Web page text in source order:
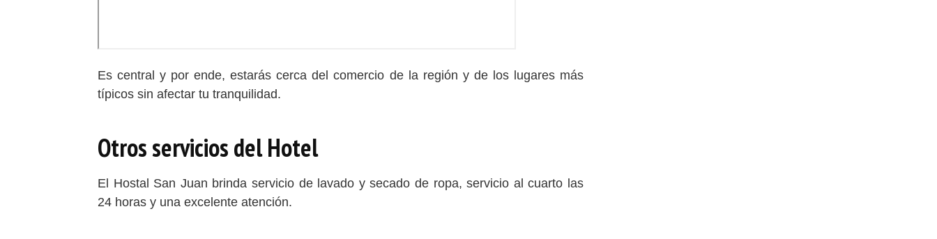
Es central y por ende, estarás cerca del comercio de la región y de los lugares más
típicos sin afectar tu tranquilidad.
Otros servicios del Hotel
El Hostal San Juan brinda servicio de lavado y secado de ropa, servicio al cuarto las
24 horas y una excelente atención.